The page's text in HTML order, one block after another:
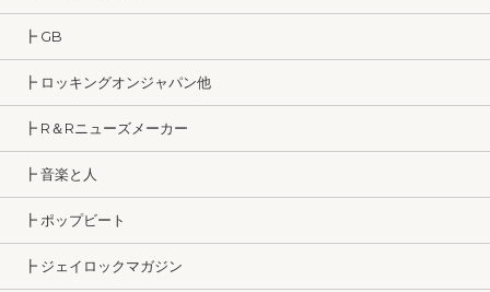
┣ GB
┣ ロッキングオンジャパン他
┣ R＆Rニューズメーカー
┣ 音楽と人
┣ ポップビート
┣ ジェイロックマガジン